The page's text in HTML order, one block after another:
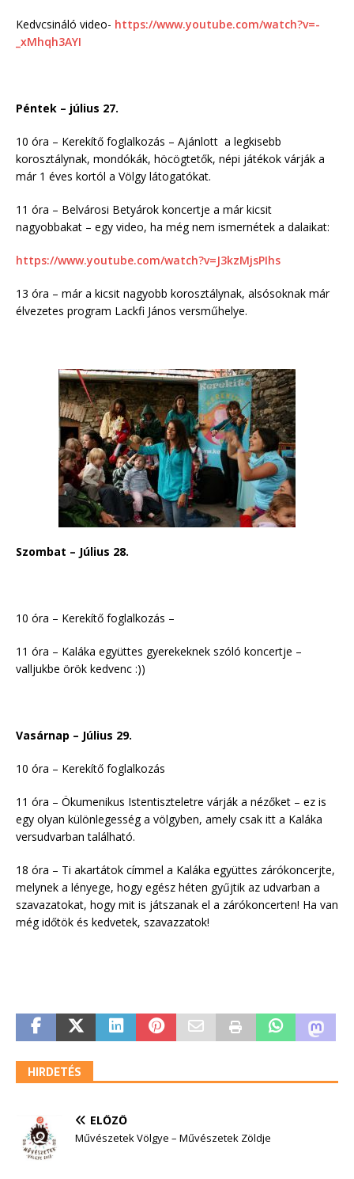
Kedvcsináló video- https://www.youtube.com/watch?v=-
_xMhqh3AYI
Péntek – július 27.
10 óra – Kerekítő foglalkozás – Ajánlott a legkisebb
korosztálynak, mondókák, höcögtetők, népi játékok várják a
már 1 éves kortól a Völgy látogatókat.
11 óra – Belvárosi Betyárok koncertje a már kicsit
nagyobbakat – egy video, ha még nem ismernétek a dalaikat:
https://www.youtube.com/watch?v=J3kzMjsPIhs
13 óra – már a kicsit nagyobb korosztálynak, alsósoknak már
élvezetes program Lackfi János versműhelye.
Szombat – Július 28.
10 óra – Kerekítő foglalkozás –
11 óra – Kaláka együttes gyerekeknek szóló koncertje –
valljukbe örök kedvenc :))
Vasárnap – Július 29.
10 óra – Kerekítő foglalkozás
11 óra – Ökumenikus Istentiszteletre várják a nézőket – ez is
egy olyan különlegesség a völgyben, amely csak itt a Kaláka
versudvarban található.
18 óra – Ti akartátok címmel a Kaláka együttes zárókoncerjte,
melynek a lényege, hogy egész héten gyűjtik az udvarban a
szavazatokat, hogy mit is játszanak el a zárókoncerten! Ha van
még időtök és kedvetek, szavazzatok!
HIRDETÉS
ELŐZŐ
Művészetek Völgye – Művészetek Zöldje